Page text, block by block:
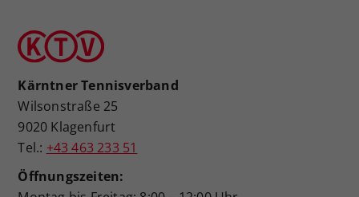
Kärntner Tennisverband
Wilsonstraße 25
9020 Klagenfurt
Tel.: +43 463 233 51
Öffnungszeiten: